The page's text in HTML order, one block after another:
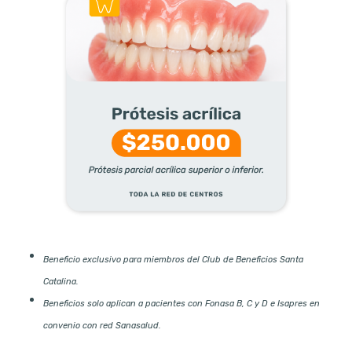
Beneficio exclusivo para miembros del Club de Beneficios Santa
Catalina.
Beneficios solo aplican a pacientes con Fonasa B, C y D e Isapres en
convenio con red Sanasalud.